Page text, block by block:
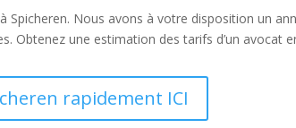
Nous avons à votre disposition un
Obtenez une estimation des tarifs d’un avocat
rapidement ICI